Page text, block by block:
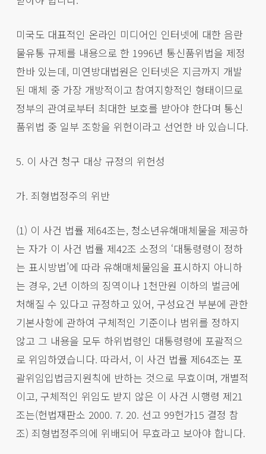
미국도 대표적인 온라인 미디어인 인터넷에 대한 음란
물유통 규제를 내용으로 한 1996년 통신품위법을 제정
한바 있는데, 미연방대법원은 인터넷은 지금까지 개발
된 매체 중 가장 개방적이고 참여지향적인 형태이므로
정부의 관여로부터 최대한 보호를 받아야 한다며 통신
품위법 중 일부 조항을 위헌이라고 선언한 바 있습니다.
5. 이 사건 청구 대상 규정의 위헌성
가. 죄형법정주의 위반
(1) 이 사건 법률 제64조는, 청소년유해매체물을 제공하
는 자가 이 사건 법률 제42조 소정의 ‘대통령령이 정하
는 표시방법’에 따라 유해매체물임을 표시하지 아니하
는 경우, 2년 이하의 징역이나 1천만원 이하의 벌금에
처해질 수 있다고 규정하고 있어, 구성요건 부분에 관한
기본사항에 관하여 구체적인 기준이나 범위를 정하지
않고 그 내용을 모두 하위법령인 대통령령에 포괄적으
로 위임하였습니다. 따라서, 이 사건 법률 제64조는 포
괄위임입법금지원칙에 반하는 것으로 무효이며, 개별적
이고, 구체적인 위임도 받지 않은 이 사건 시행령 제21
조는(헌법재판소 2000. 7. 20. 선고 99헌가15 결정 참
조) 죄형법정주의에 위배되어 무효라고 보아야 합니다.